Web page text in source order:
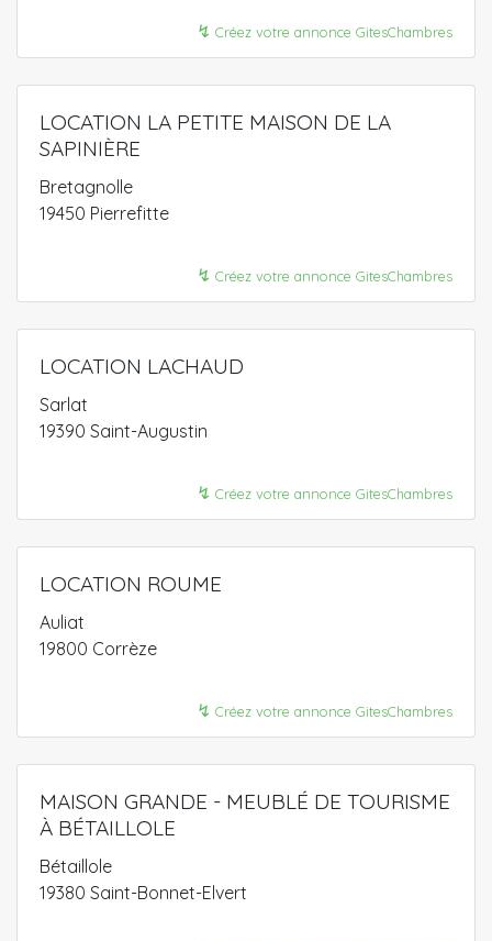
↯ Créez votre annonce GitesChambres
LOCATION LA PETITE MAISON DE LA
SAPINIÈRE
Bretagnolle
19450 Pierrefitte
↯ Créez votre annonce GitesChambres
LOCATION LACHAUD
Sarlat
19390 Saint-Augustin
↯ Créez votre annonce GitesChambres
LOCATION ROUME
Auliat
19800 Corrèze
↯ Créez votre annonce GitesChambres
MAISON GRANDE - MEUBLÉ DE TOURISME
À BÉTAILLOLE
Bétaillole
19380 Saint-Bonnet-Elvert